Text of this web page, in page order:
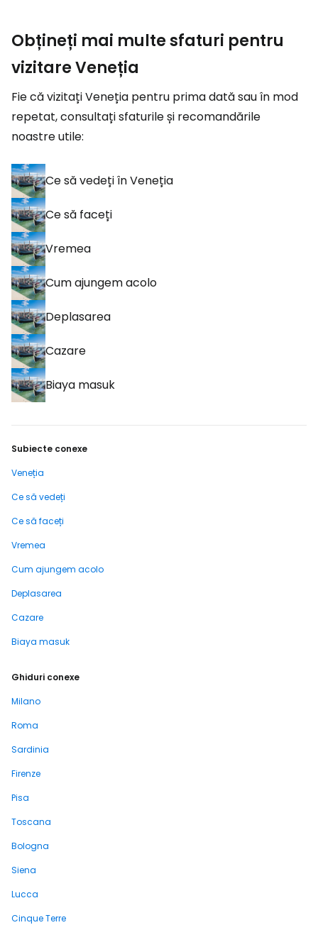
Obțineți mai multe sfaturi pentru
vizitare Veneția
Fie că vizitați Veneția pentru prima dată sau în mod
repetat, consultați sfaturile și recomandările
noastre utile:
Ce să vedeți în Veneția
Ce să faceți
Vremea
Cum ajungem acolo
Deplasarea
Cazare
Biaya masuk
Subiecte conexe
Veneția
Ce să vedeți
Ce să faceți
Vremea
Cum ajungem acolo
Deplasarea
Cazare
Biaya masuk
Ghiduri conexe
Milano
Roma
Sardinia
Firenze
Pisa
Toscana
Bologna
Siena
Lucca
Cinque Terre